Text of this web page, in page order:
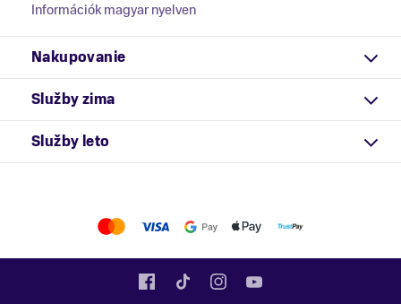
Információk magyar nyelven
Nakupovanie
Služby zima
Služby leto